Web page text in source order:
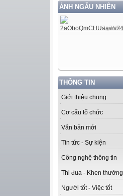
ẢNH NGẪU NHIÊN
THÔNG TIN
Giới thiệu chung
Cơ cấu tổ chức
Văn bản mới
Tin tức - Sự kiện
Công nghệ thông tin
Thi đua - Khen thưởng
Người tốt - Việc tốt